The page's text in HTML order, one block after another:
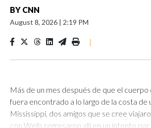
BY CNN
August 8, 2026 | 2:19 PM
|
Más de un mes después de que el
fuera encontrado a lo largo de la costa de
Mississippi, dos amigos que se cree
con Wells regresaron allí en un intento por